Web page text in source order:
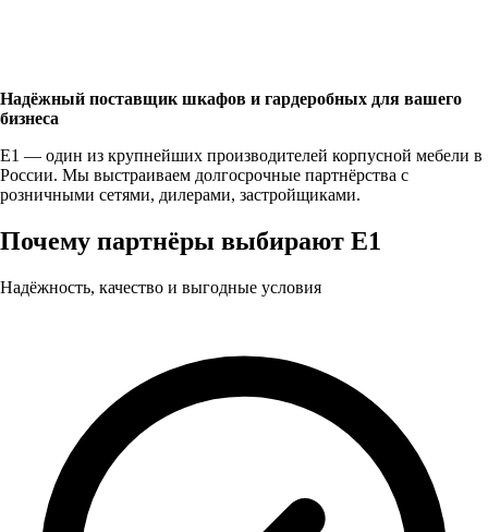
Надёжный поставщик шкафов и гардеробных для вашего
бизнеса
Е1 — один из крупнейших производителей корпусной мебели в
России. Мы выстраиваем долгосрочные партнёрства с
розничными сетями, дилерами, застройщиками.
Почему партнёры выбирают Е1
Надёжность, качество и выгодные условия